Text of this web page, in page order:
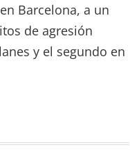
Barcelona, ​​a un
de agresión
y el segundo en